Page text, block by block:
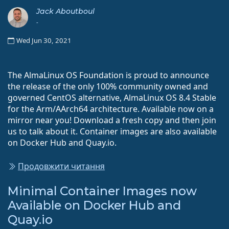
Jack Aboutboul
-
Wed Jun 30, 2021
The AlmaLinux OS Foundation is proud to announce
the release of the only 100% community owned and
governed CentOS alternative, AlmaLinux OS 8.4 Stable
for the Arm/AArch64 architecture. Available now on a
mirror near you! Download a fresh copy and then join
us to talk about it. Container images are also available
on Docker Hub and Quay.io.
Продовжити читання
Minimal Container Images now
Available on Docker Hub and
Quay.io